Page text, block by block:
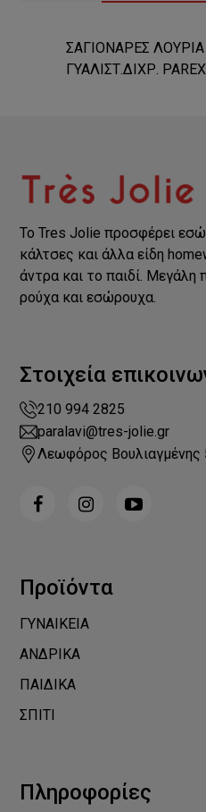
ΣΑΓΙΟΝΑΡΕΣ
ΓΥΑΛΙΣΤ.ΔΙΧΡ. PAREX
Το Tres Jolie προσφέρει
κάλτσες και άλλα είδη
άντρα και το παιδί. Μεγάλη
ρούχα και εσώρουχα.
Στοιχεία
210 994 2825
paralavi@tres-jolie.gr
Λεωφόρος Βουλιαγμένης
Προϊόντα
ΓΥΝΑΙΚΕΙΑ
ΑΝΔΡΙΚΑ
ΠΑΙΔΙΚΑ
ΣΠΙΤΙ
Πληροφορίες